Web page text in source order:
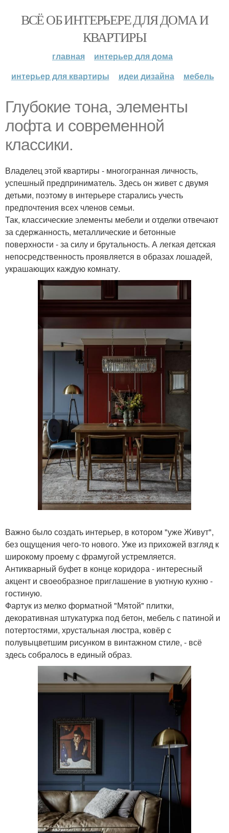
ВСЁ ОБ ИНТЕРЬЕРЕ ДЛЯ ДОМА И
КВАРТИРЫ
главная
интерьер для дома
интерьер для квартиры
идеи дизайна мебель
Глубокие тона, элементы
лофта и современной
классики.
Владелец этой квартиры - многогранная личность,
успешный предприниматель. Здесь он живет с двумя
детьми, поэтому в интерьере старались учесть
предпочтения всех членов семьи.
Так, классические элементы мебели и отделки отвечают
за сдержанность, металлические и бетонные
поверхности - за силу и брутальность. А легкая детская
непосредственность проявляется в образах лошадей,
украшающих каждую комнату.
Важно было создать интерьер, в котором "уже Живут",
без ощущения чего-то нового. Уже из прихожей взгляд к
широкому проему с фрамугой устремляется.
Антикварный буфет в конце коридора - интересный
акцент и своеобразное приглашение в уютную кухню -
гостиную.
Фартук из мелко форматной "Мятой" плитки,
декоративная штукатурка под бетон, мебель с патиной и
потертостями, хрустальная люстра, ковёр с
полувыцветшим рисунком в винтажном стиле, - всё
здесь собралось в единый образ.